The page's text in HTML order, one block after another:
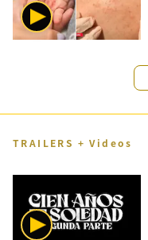
TRAILERS + Videos